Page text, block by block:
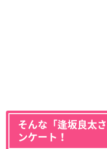
そんな「逢坂良太
ンケート！